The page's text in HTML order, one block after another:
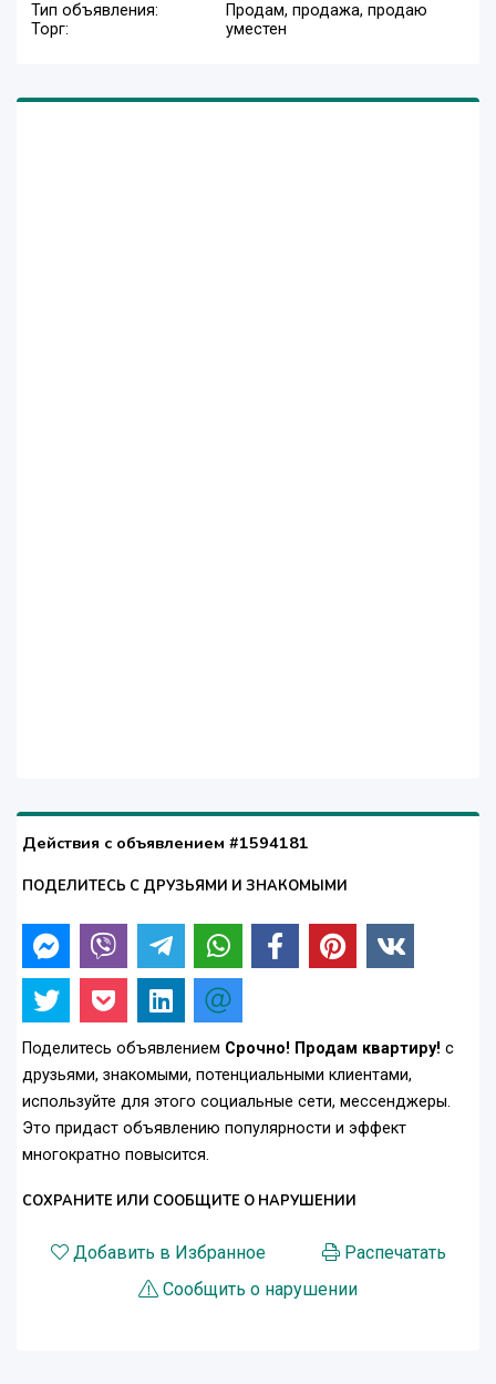
Тип объявления:
Продам, продажа, продаю
Торг:
уместен
Действия с объявлением #1594181
ПОДЕЛИТЕСЬ С ДРУЗЬЯМИ И ЗНАКОМЫМИ
Поделитесь объявлением Срочно! Продам квартиру! с
друзьями, знакомыми, потенциальными клиентами,
используйте для этого социальные сети, мессенджеры.
Это придаст объявлению популярности и эффект
многократно повысится.
СОХРАНИТЕ ИЛИ СООБЩИТЕ О НАРУШЕНИИ
Добавить в Избранное
Распечатать
Сообщить о нарушении